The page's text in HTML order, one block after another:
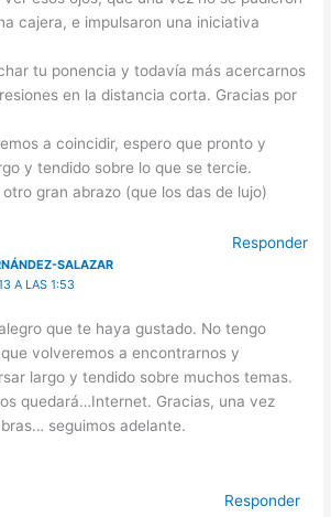
cajera, e impulsaron una iniciativa
tu ponencia y todavía más acercarnos
en la distancia corta. Gracias por
a coincidir, espero que pronto y
y tendido sobre lo que se tercie.
gran abrazo (que los das de lujo)
Responder
SALAZAR
A LAS 1:53
que te haya gustado. No tengo
volveremos a encontrarnos y
largo y tendido sobre muchos temas.
quedará…Internet. Gracias, una vez
seguimos adelante.
Responder